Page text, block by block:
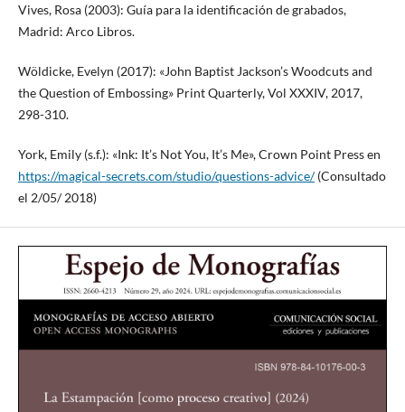
Vives, Rosa (2003): Guía para la identificación de grabados,
Madrid: Arco Libros.
Wöldicke, Evelyn (2017): «John Baptist Jackson’s Woodcuts and
the Question of Embossing» Print Quarterly, Vol XXXIV, 2017,
298-310.
York, Emily (s.f.): «Ink: It’s Not You, It’s Me», Crown Point Press en
https://magical-secrets.com/studio/questions-advice/(Consultado
el 2/05/ 2018)